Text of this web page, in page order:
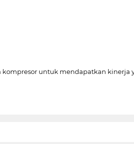
untuk mendapatkan